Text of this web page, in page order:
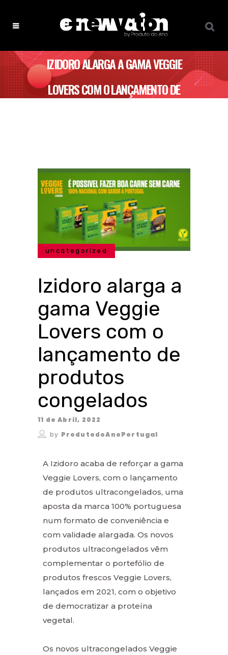
IZIDORO ALARGA A GAMA VEGGIE
LOVERS COM O LANÇAMENTO DE
uncategorized
Izidoro alarga a
gama Veggie
Lovers com o
lançamento de
produtos
congelados
11 de Abril, 2022
by ProdutodoAnoPortugal
A Izidoro acaba de reforçar a gama
Veggie Lovers, com o lançamento
de produtos ultracongelados, uma
aposta da marca 100% portuguesa
num formato de conveniência e
com validade alargada. Os novos
produtos ultracongelados vêm
complementar o portefólio de
produtos frescos Veggie Lovers,
lançados em 2021, com o objetivo
de democratizar a proteína
vegetal.
Os novos ultracongelados Veggie